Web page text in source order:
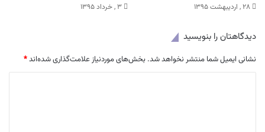
۲۸ , اردیبهشت ۱۳۹۵ ۳ , خرداد ۱۳۹۵
دیدگاهتان را بنویسید
نشانی ایمیل شما منتشر نخواهد شد. بخش‌های موردنیاز علامت‌گذاری شده‌اند*